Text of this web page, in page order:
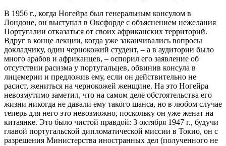
В 1956 г., когда Ногейра был генеральным консулом в
Лондоне, он выступал в Оксфорде с объяснением нежелания
Португалии отказаться от своих африканских территорий.
Вдруг в конце лекции, когда уже заканчивались вопросы
докладчику, один чернокожий студент, – а в аудитории было
много арабов и африканцев, – оспорил его заявление об
отсутствии расизма у португальцев, обвинив консула в
лицемерии и предложив ему, если он действительно не
расист, жениться на чернокожей женщине. На это Ногейра
невозмутимо заметил, что на самом деле обстоятельства его
жизни никогда не давали ему такого шанса, но в любом случае
теперь для него это невозможно, поскольку он уже женат на
китаянке. Это было чистой правдой: 3 октября 1947 г., будучи
главой португальской дипломатической миссии в Токио, он с
разрешения Министерства иностранных дел (полученного не